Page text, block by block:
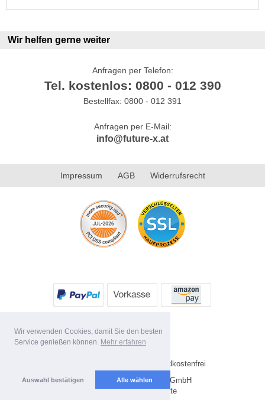
Wir verwenden Cookies, damit Sie den besten
Service genießen können. Mehr erfahren
Auswahl bestätigen Alle wählen
Wir helfen gerne weiter
Anfragen per Telefon:
Tel. kostenlos: 0800 - 012 390
Bestellfax: 0800 - 012 391
Anfragen per E-Mail:
info@future-x.at
Impressum AGB Widerrufsrecht
* Alle Preise inkl. MwSt. Versandkostenfrei
Copyright 2026 by Future-X GmbH
Mobile Shop by Shopgate